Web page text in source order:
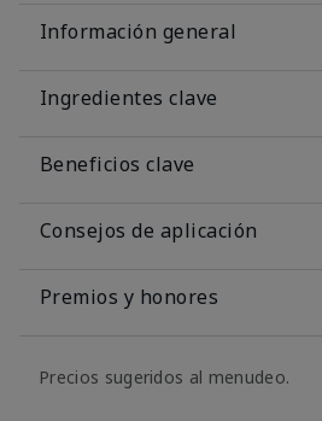
Información general
Ingredientes clave
Beneficios clave
Consejos de aplicación
Premios y honores
Precios sugeridos al menudeo.